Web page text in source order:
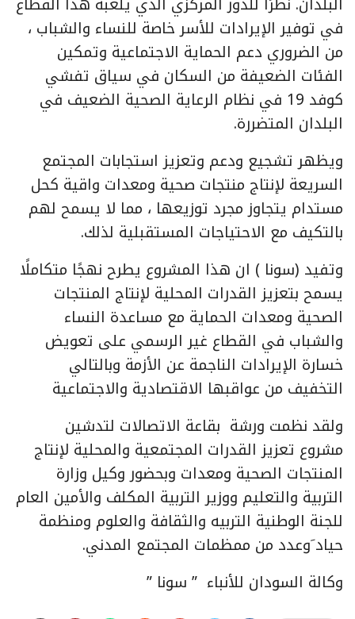
في توفير الإيرادات للأسر خاصة للنساء والشباب ،
من الضروري دعم الحماية الاجتماعية وتمكين
الفئات الضعيفة من السكان في سياق تفشي
كوفد 19 في نظام الرعاية الصحية الضعيف في
البلدان المتضررة.
ويظهر تشجيع ودعم وتعزيز استجابات المجتمع
السريعة لإنتاج منتجات صحية ومعدات واقية كحل
مستدام يتجاوز مجرد توزيعها ، مما لا يسمح لهم
بالتكيف مع الاحتياجات المستقبلية لذلك.
وتفيد (سونا ) ان هذا المشروع يطرح نهجًا متكاملًا
يسمح بتعزيز القدرات المحلية لإنتاج المنتجات
الصحية ومعدات الحماية مع مساعدة النساء
والشباب في القطاع غير الرسمي على تعويض
خسارة الإيرادات الناجمة عن الأزمة وبالتالي
التخفيف من عواقبها الاقتصادية والاجتماعية
ولقد نظمت ورشة بقاعة الاتصالات لتدشين
مشروع تعزيز القدرات المجتمعية والمحلية لإنتاج
المنتجات الصحية ومعدات وبحضور وكيل وزارة
التربية والتعليم ووزير التربية المكلف والأمين العام
للجنة الوطنية التربيه والثقافة والعلوم ومنظمة
حياد َوعدد من ممظمات المجتمع المدني.
وكالة السودان للأنباء ” سونا ”